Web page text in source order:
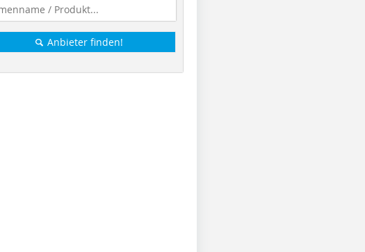
Anbieter finden!